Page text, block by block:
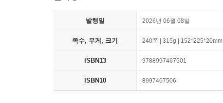
발행일 2026년 06월 08일
쪽수, 무게, 크기 240쪽 | 315g | 152*225*20mm
ISBN13 9788997467501
ISBN10 8997467506